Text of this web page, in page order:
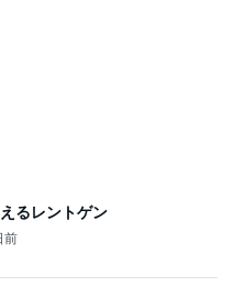
るレントゲン
前